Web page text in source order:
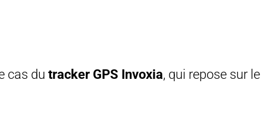
cas du tracker GPS Invoxia, qui repose sur le